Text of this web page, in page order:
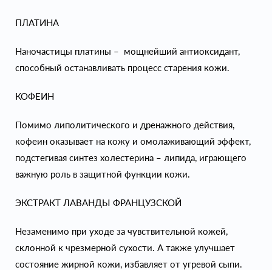
ПЛАТИНА
Наночастицы платины – мощнейший антиоксидант,
способный останавливать процесс старения кожи.
КОФЕИН
Помимо липолитического и дренажного действия,
кофеин оказывает на кожу и омолаживающий эффект,
подстегивая синтез холестерина – липида, играющего
важную роль в защитной функции кожи.
ЭКСТРАКТ ЛАВАНДЫ ФРАНЦУЗСКОЙ
Незаменимо при уходе за чувствительной кожей,
склонной к чрезмерной сухости. А также улучшает
состояние жирной кожи, избавляет от угревой сыпи.